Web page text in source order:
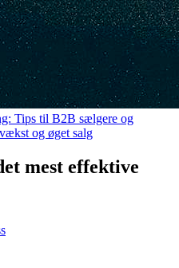
Tips til B2B sælgere og
og øget salg
mest effektive